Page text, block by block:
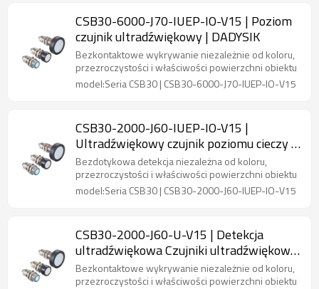
CSB30-6000-J70-IUEP-IO-V15 | Poziom
czujnik ultradźwiękowy | DADYSIK
Bezkontaktowe wykrywanie niezależnie od koloru,
przezroczystości i właściwości powierzchni obiektu
model:Seria CSB30 | CSB30-6000-J70-IUEP-IO-V15
CSB30-2000-J60-IUEP-IO-V15 |
Ultradźwiękowy czujnik poziomu cieczy |
DADYSIK
Bezdotykowa detekcja niezależna od koloru,
przezroczystości i właściwości powierzchni obiektu
model:Seria CSB30 | CSB30-2000-J60-IUEP-IO-V15
CSB30-2000-J60-U-V15 | Detekcja
ultradźwiękowa Czujniki ultradźwiękowe|
DADYSIK
Bezkontaktowe wykrywanie niezależnie od koloru,
przezroczystości i właściwości powierzchni obiektu